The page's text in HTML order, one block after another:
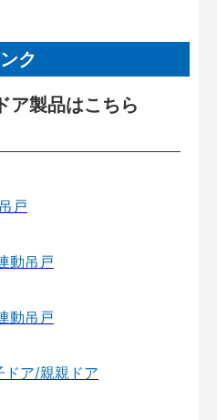
ク
ア製品はこちら
吊戸
動吊戸
動吊戸
ドア/親親ドア